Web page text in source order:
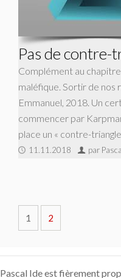
Pas de contre-
Complément au chapitre
maléfique. Sortir de nos
Emmanuel, 2018. Un
commencer par
place un « contre-
11.11.2018 par
1 2
Pascal Ide est fièrement